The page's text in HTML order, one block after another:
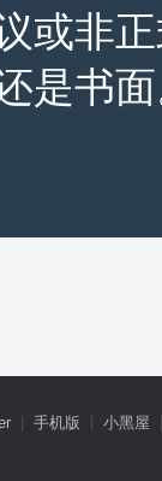
或非正
是书
手机版 小黑屋